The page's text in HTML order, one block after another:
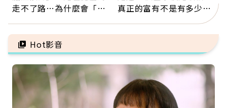
走不了路…為什麼會「靜
注意
真正的富有不是有多少
錢，而是擁有選擇人生的
自由
Hot影音